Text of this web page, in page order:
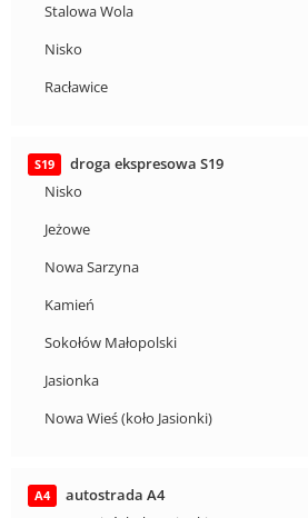
Stalowa Wola
Nisko
Racławice
S19
droga ekspresowa S19
Nisko
Jeżowe
Nowa Sarzyna
Kamień
Sokołów Małopolski
Jasionka
Nowa Wieś (koło Jasionki)
A4
autostrada A4